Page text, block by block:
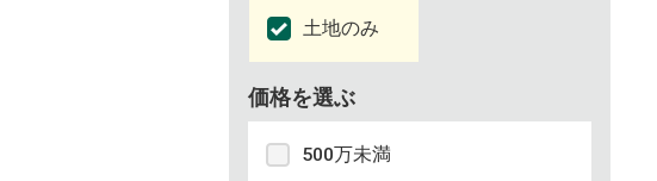
土地のみ
価格を選ぶ
500万未満